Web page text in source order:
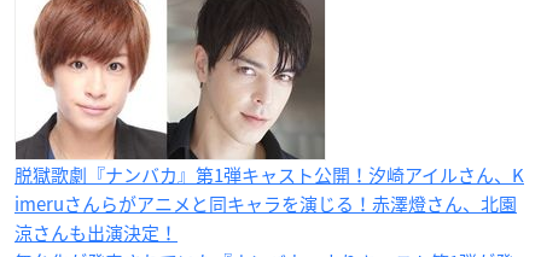
脱獄歌劇『ナンバカ』第1弾キャスト公開！汐崎アイルさん、K
imeruさんらがアニメと同キャラを演じる！赤澤燈さん、北園
涼さんも出演決定！